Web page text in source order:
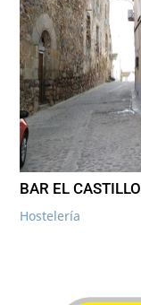
BAR EL CASTILLO
Hostelería